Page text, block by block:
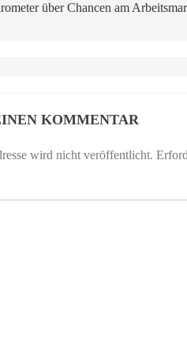
über Chancen am
KOMMENTAR
wird nicht veröffentlicht.